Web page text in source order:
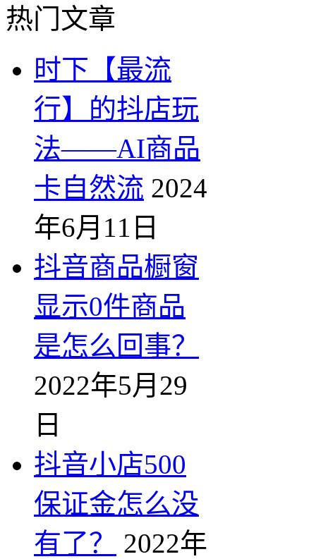
热门文章
时下【最流
行】的抖店玩
法——AI商品
卡自然流 2024
年6月11日
抖音商品橱窗
显示0件商品
是怎么回事？
2022年5月29
日
抖音小店500
保证金怎么没
有了？
2022年